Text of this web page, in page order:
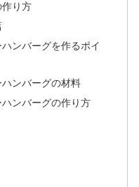
り方
ンバーグを作るポイ
ンバーグの材料
ンバーグの作り方